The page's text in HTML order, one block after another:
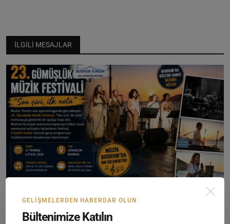
İLGILI MESAJLAR
23. Gümüşlük Müzik Festivali Başladı: “Son Çivi, İlk...
GELIŞMELERDEN HABERDAR OLUN
Bültenimize Katılın